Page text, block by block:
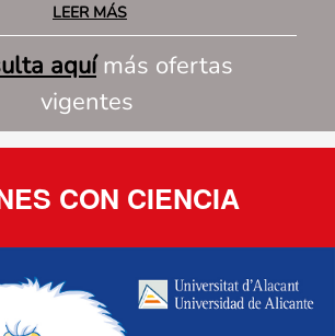
LEER MÁS
aquímás ofertas
vigentes
CON CIENCIA